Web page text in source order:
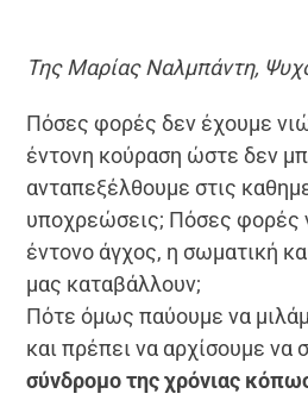
Της Μαρίας Ναλμπάντη,
Πόσες φορές δεν έχουμε
έντονη κούραση ώστε δεν
ανταπεξέλθουμε στις
υποχρεώσεις; Πόσες φορές
έντονο άγχος, η σωματική
μας καταβάλλουν;
Πότε όμως παύουμε να
και πρέπει να αρχίσουμε να
σύνδρομο της χρόνιας